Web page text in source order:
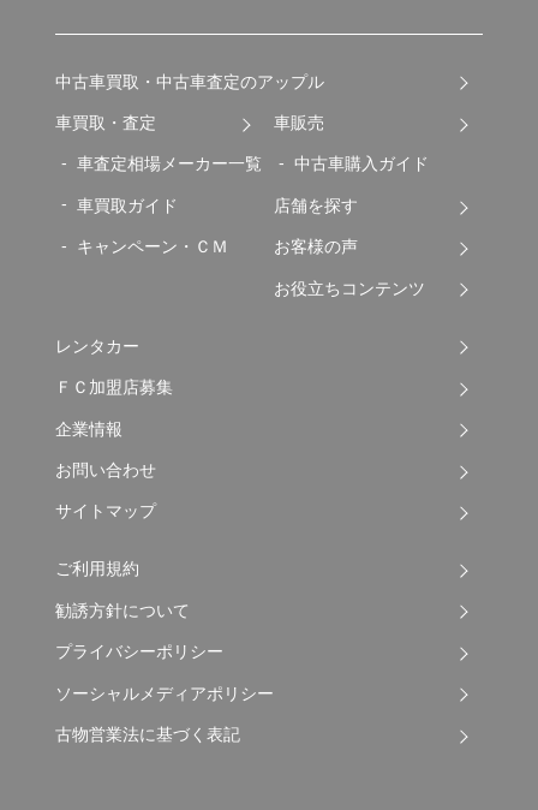
中古車買取・中古車査定のアップル
車買取・査定
車査定相場メーカー一覧
車買取ガイド
キャンペーン・ＣＭ
車販売
中古車購入ガイド
店舗を探す
お客様の声
お役立ちコンテンツ
レンタカー
ＦＣ加盟店募集
企業情報
お問い合わせ
サイトマップ
ご利用規約
勧誘方針について
プライバシーポリシー
ソーシャルメディアポリシー
古物営業法に基づく表記